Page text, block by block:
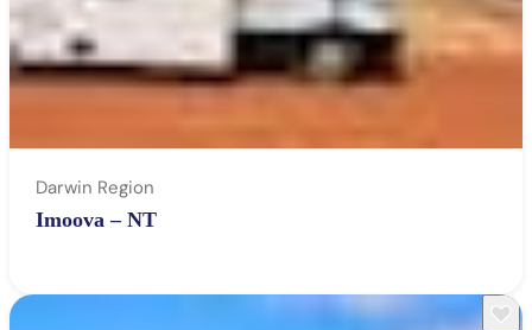
Darwin Region
Imoova – NT